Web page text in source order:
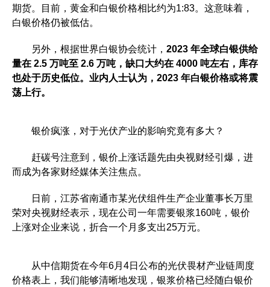
期货。目前，黄金和白银价格相比约为1:83。这意味着，
白银价格仍被低估。
另外，根据世界白银协会统计， 2023 年全球白银供给
量在 2.5 万吨至 2.6 万吨，缺口大约在 4000 吨左右，库存
也处于历史低位。业内人士认为，2023 年白银价格或将震
荡上行。
银价疯涨，对于光伏产业的影响究竟有多大？
赶碳号注意到，银价上涨话题先由央视财经引爆，进
而成为各家财经媒体关注焦点。
日前，江苏省南通市某光伏组件生产企业董事长万里
荣对央视财经表示，现在公司一年需要银浆160吨，银价
上涨对企业来说，折合一个月多支出25万元。
从中信期货在今年6月4日公布的光伏畏材产业链周度
价格表上，我们能够清晰地发现，银浆价格已经随白银价